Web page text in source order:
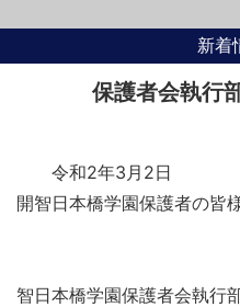
新着
保護者会執行
令和2年3月2日
開智日本橋学園保護者の皆
智日本橋学園保護者会執行